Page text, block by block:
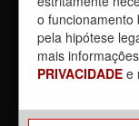
31 de julho
Sobre a
30 de julho
o funcionamento
pela hipótese
mais
PRIVACIDADE e